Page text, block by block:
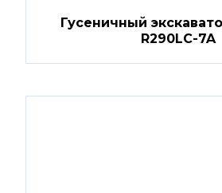
Гусеничный
R290LC-7A